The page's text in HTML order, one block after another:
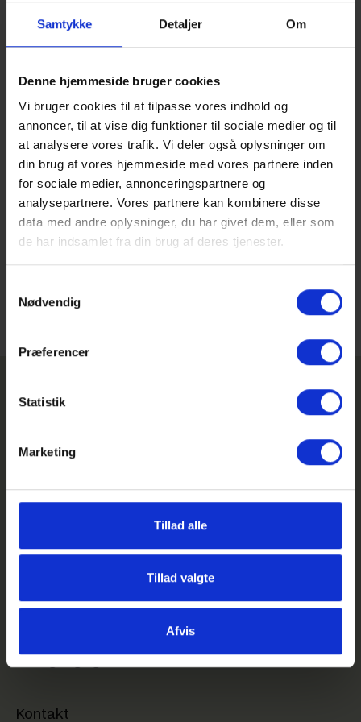
Samtykke Detaljer Om
Denne hjemmeside bruger cookies
Vi bruger cookies til at tilpasse vores indhold og
annoncer, til at vise dig funktioner til sociale medier og til
at analysere vores trafik. Vi deler også oplysninger om
din brug af vores hjemmeside med vores partnere inden
for sociale medier, annonceringspartnere og
analysepartnere. Vores partnere kan kombinere disse
data med andre oplysninger, du har givet dem, eller som
de har indsamlet fra din brug af deres tjenester.
Nødvendig
Præferencer
Statistik
Marketing
Tillad alle
Tillad valgte
Afvis
En del af grundforløbet i 1.g er faget AP, der står for almen
sprogforståelse. Faget giver en fælles sproglig basis for de
Sproget kan dog mere end grammatik, bøjninger og
1.g’erne i dag forskellige spændende eksempler på, da vi
havde besøg af Mads Christiansen fra ProLing, der har en
Ph.d. i germanistisk lingvistik og indimellem bliver tilkaldt for
at hjælpe politiet med at opklare kriminalsager. Han fortalte
levende og inddragende om en lang række kriminalsager,
’sproglige fingeraftryk’ Eleverne prøvede selv kræfter med,
hvordan man kan identificere en person gennem deres
måde at bruge sproget på, fejl og personlig stil.
GHG på Facebook
GHG på Instagram
Feriekalender
Kontakt